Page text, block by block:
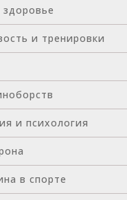
и тренировки
и психология
в спорте